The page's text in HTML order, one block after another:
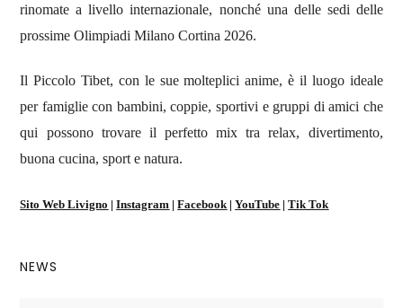
rinomate a livello internazionale, nonché una delle sedi delle
prossime Olimpiadi Milano Cortina 2026.
Il Piccolo Tibet, con le sue molteplici anime, è il luogo ideale
per famiglie con bambini, coppie, sportivi e gruppi di amici che
qui possono trovare il perfetto mix tra relax, divertimento,
buona cucina, sport e natura.
Sito Web Livigno |Instagram |Facebook |YouTube |Tik Tok
NEWS